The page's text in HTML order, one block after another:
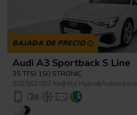
BAJADA DE PRECIO
Audi A3 Sportback S Line
35 TFSI 150 STRONIC
2023|62.007 Km|Mild Hybrid|Automático